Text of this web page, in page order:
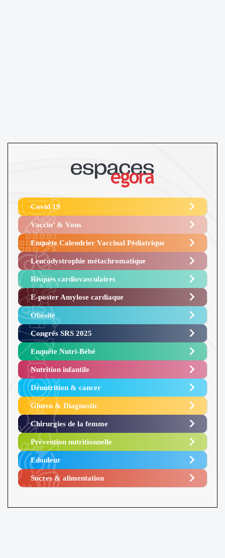
Covid 19
Vaccin’ & Vous
Enquête Calendrier Vaccinal Pédiatrique
Leucodystrophie métachromatique
Risques cardiovasculaires
E-poster Amylose cardiaque ​
Obésité ​
Congrès SRS 2025 ​
Enquête Nutri-Bébé ​
Nutrition infantile
Dénutrition & cancer
Gluten & Diagnostic
Chirurgies de la femme
Prévention nutritionnelle
Edouleur​
Sucres & alimentation​